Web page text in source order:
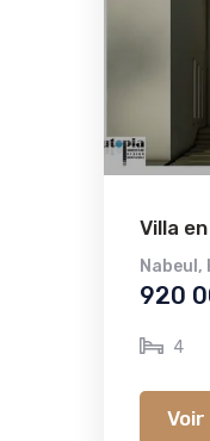
Villa
Nabeul ,
920
4
Voir